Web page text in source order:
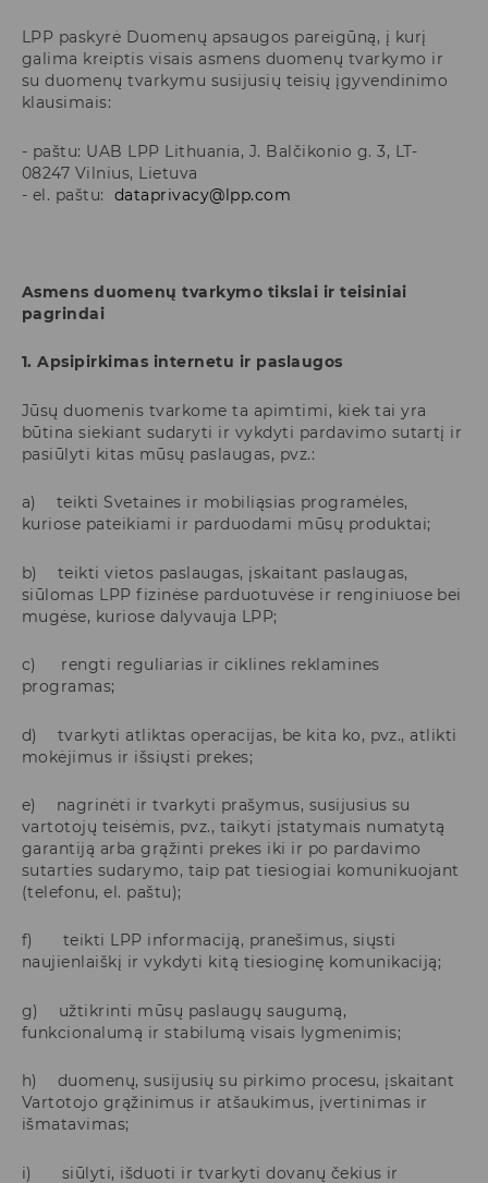
LPP paskyrė Duomenų apsaugos pareigūną, į kurį
galima kreiptis visais asmens duomenų tvarkymo ir
su duomenų tvarkymu susijusių teisių įgyvendinimo
klausimais:
- paštu: UAB LPP Lithuania, J. Balčikonio g. 3, LT-
08247 Vilnius, Lietuva
- el. paštu: dataprivacy@lpp.com
Asmens duomenų tvarkymo tikslai ir teisiniai
pagrindai
1. Apsipirkimas internetu ir paslaugos
Jūsų duomenis tvarkome ta apimtimi, kiek tai yra
būtina siekiant sudaryti ir vykdyti pardavimo sutartį ir
pasiūlyti kitas mūsų paslaugas, pvz.:
a) teikti Svetaines ir mobiliąsias programėles,
kuriose pateikiami ir parduodami mūsų produktai;
b) teikti vietos paslaugas, įskaitant paslaugas,
siūlomas LPP fizinėse parduotuvėse ir renginiuose bei
mugėse, kuriose dalyvauja LPP;
c) rengti reguliarias ir ciklines reklamines
programas;
d) tvarkyti atliktas operacijas, be kita ko, pvz., atlikti
mokėjimus ir išsiųsti prekes;
e) nagrinėti ir tvarkyti prašymus, susijusius su
vartotojų teisėmis, pvz., taikyti įstatymais numatytą
garantiją arba grąžinti prekes iki ir po pardavimo
sutarties sudarymo, taip pat tiesiogiai komunikuojant
(telefonu, el. paštu);
f) teikti LPP informaciją, pranešimus, siųsti
naujienlaiškį ir vykdyti kitą tiesioginę komunikaciją;
g) užtikrinti mūsų paslaugų saugumą,
funkcionalumą ir stabilumą visais lygmenimis;
h) duomenų, susijusių su pirkimo procesu, įskaitant
Vartotojo grąžinimus ir atšaukimus, įvertinimas ir
išmatavimas;
i) siūlyti, išduoti ir tvarkyti dovanų čekius ir